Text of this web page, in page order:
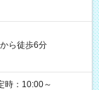
ら徒歩6分
：10:00～